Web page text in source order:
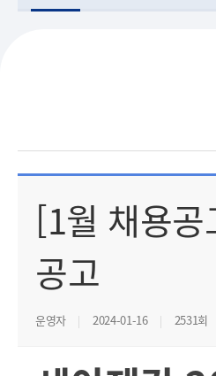
[1월 채용
공고
운영자 2024-01-16 2531회